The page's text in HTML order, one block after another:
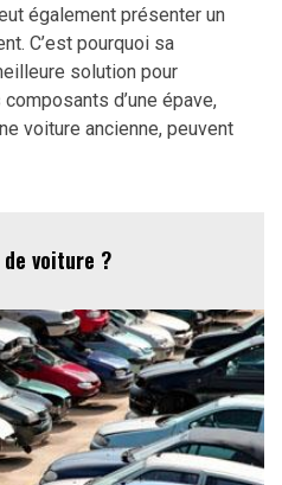
également présenter un
C’est pourquoi sa
solution pour
d’une épave,
voiture ancienne, peuvent
de voiture ?